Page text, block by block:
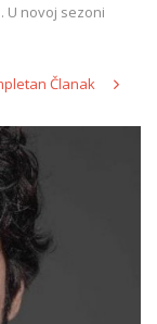
U novoj sezoni
Članak